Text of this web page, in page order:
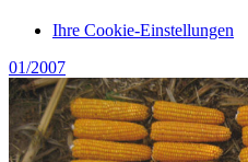
Ihre Cookie-Einstellungen
01/2007